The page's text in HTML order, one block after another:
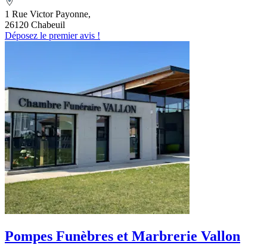
1 Rue Victor Payonne,
26120 Chabeuil
Déposez le premier avis !
Pompes Funèbres et Marbrerie Vallon